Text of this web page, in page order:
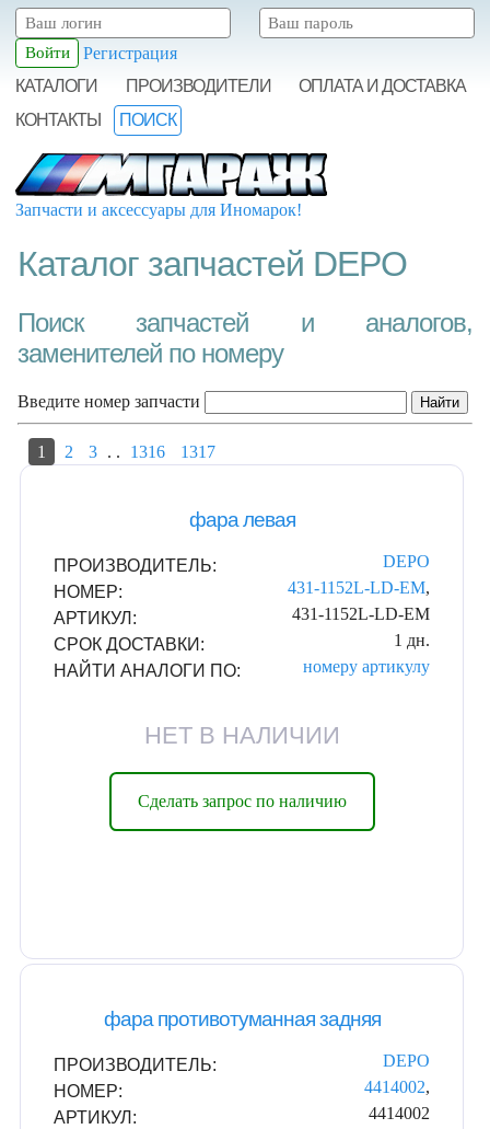
Регистрация
КАТАЛОГИ
ПРОИЗВОДИТЕЛИ
ОПЛАТА И ДОСТАВКА
КОНТАКТЫ
ПОИСК
Запчасти и аксессуары для Иномарок!
Каталог запчастей DEPO
Поиск запчастей и аналогов,
заменителей по номеру
Введите номер запчасти
1 2 3 . . 1316 1317
фара левая
ПРОИЗВОДИТЕЛЬ:
DEPO
НОМЕР:
431-1152L-LD-EM,
АРТИКУЛ:
431-1152L-LD-EM
СРОК ДОСТАВКИ:
1 дн.
НАЙТИ АНАЛОГИ ПО:
номеру артикулу
НЕТ В НАЛИЧИИ
Сделать запрос по наличию
фара противотуманная задняя
ПРОИЗВОДИТЕЛЬ:
DEPO
НОМЕР:
4414002,
АРТИКУЛ:
4414002